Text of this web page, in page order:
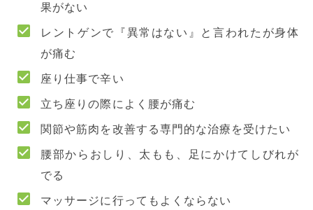
果がない
レントゲンで『異常はない』と言われたが身体
が痛む
座り仕事で辛い
立ち座りの際によく腰が痛む
関節や筋肉を改善する専門的な治療を受けたい
腰部からおしり、太もも、足にかけてしびれが
でる
マッサージに行ってもよくならない